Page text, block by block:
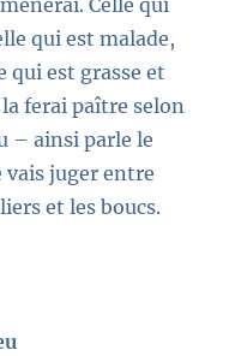
Celle qui
qui est malade,
qui est grasse et
ferai paître selon
– ainsi parle le
vais juger entre
et les boucs.